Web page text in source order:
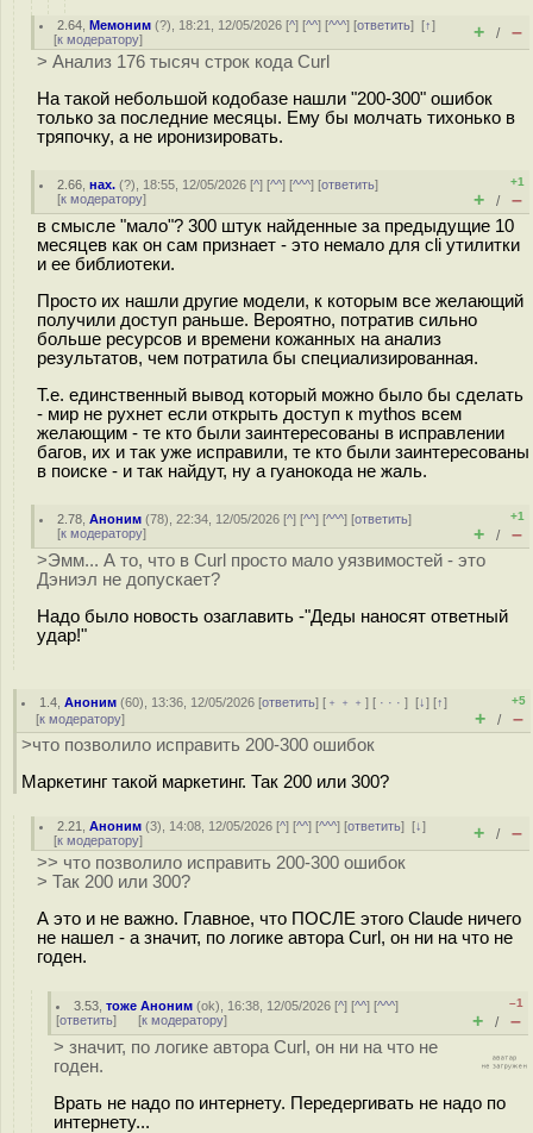
2.64 ,Мемоним (?), 18:21, 12/05/2026 [^] [^^] [^^^] [ответить][↑]
[к модератору] + / –
> Анализ 176 тысяч строк кода Curl
На такой небольшой кодобазе нашли "200-300" ошибок
только за последние месяцы. Ему бы молчать тихонько в
тряпочку, а не иронизировать.
2.66 ,нах. (?), 18:55, 12/05/2026 [^] [^^] [^^^] [ответить]
[к модератору]
+1
+ / –
в смысле "мало"? 300 штук найденные за предыдущие 10
месяцев как он сам признает - это немало для cli утилитки
и ее библиотеки.
Просто их нашли другие модели, к которым все желающий
получили доступ раньше. Вероятно, потратив сильно
больше ресурсов и времени кожанных на анализ
результатов, чем потратила бы специализированная.
Т.е. единственный вывод который можно было бы сделать
- мир не рухнет если открыть доступ к mythos всем
желающим - те кто были заинтересованы в исправлении
багов, их и так уже исправили, те кто были заинтересованы
в поиске - и так найдут, ну а гуанокода не жаль.
2.78 ,Аноним (78), 22:34, 12/05/2026 [^] [^^] [^^^] [ответить]
[к модератору]
+1
+ / –
>Эмм... А то, что в Curl просто мало уязвимостей - это
Дэниэл не допускает?
Надо было новость озаглавить -"Деды наносят ответный
удар!"
1.4 ,Аноним (60), 13:36, 12/05/2026 [ответить] [ ﹢﹢﹢] [ · · ·][↓] [↑]
[к модератору]
+5
+ / –
>что позволило исправить 200-300 ошибок
Маркетинг такой маркетинг. Так 200 или 300?
2.21 ,Аноним (3), 14:08, 12/05/2026 [^] [^^] [^^^] [ответить][↓]
[к модератору] + / –
>> что позволило исправить 200-300 ошибок
> Так 200 или 300?
А это и не важно. Главное, что ПОСЛЕ этого Claude ничего
не нашел - а значит, по логике автора Curl, он ни на что не
годен.
3.53 ,тоже Аноним (ok), 16:38, 12/05/2026 [^] [^^] [^^^]
[ответить] [к модератору]
–1
+ / –
> значит, по логике автора Curl, он ни на что не
годен.
Врать не надо по интернету. Передергивать не надо по
интернету...